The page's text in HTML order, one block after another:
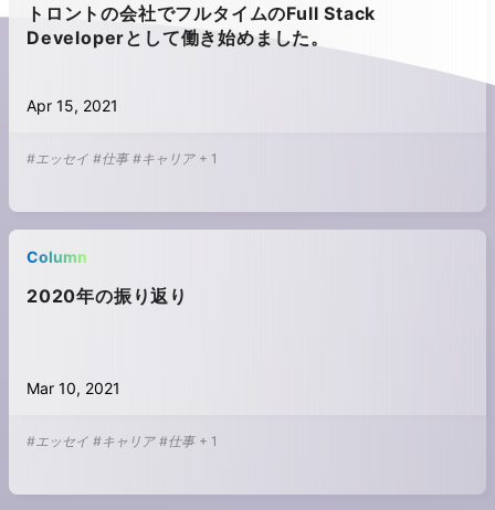
トロントの会社でフルタイムのFull Stack
Developerとして働き始めました。
Apr 15, 2021
#エッセイ #仕事 #キャリア + 1
Column
2020年の振り返り
Mar 10, 2021
#エッセイ #キャリア #仕事 + 1